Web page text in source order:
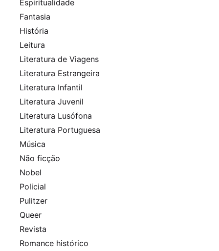
Espiritualidade
Fantasia
História
Leitura
Literatura de Viagens
Literatura Estrangeira
Literatura Infantil
Literatura Juvenil
Literatura Lusófona
Literatura Portuguesa
Música
Não ficção
Nobel
Policial
Pulitzer
Queer
Revista
Romance histórico